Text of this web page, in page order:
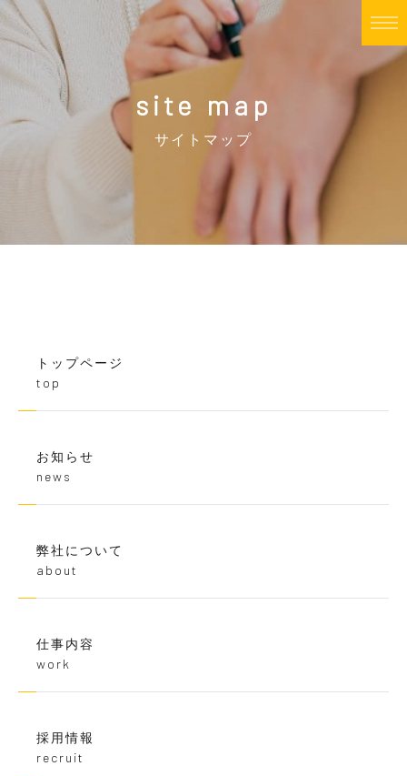
site map
サイトマップ
トップページ
top
お知らせ
news
弊社について
about
仕事内容
work
採用情報
recruit